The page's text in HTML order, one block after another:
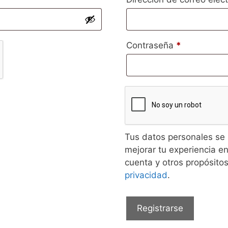
Contraseña *
Tus datos personales
mejorar tu experiencia
cuenta y otros
privacidad.
Registrarse